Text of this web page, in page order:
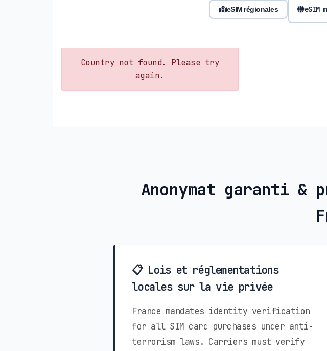
eSIM régionales eSIM
Country not found. Please try
again.
Anonymat garanti
📋 Lois et réglementations
locales sur la vie privée
France mandates identity verification
for all SIM card purchases under anti-
terrorism laws. Carriers must verify